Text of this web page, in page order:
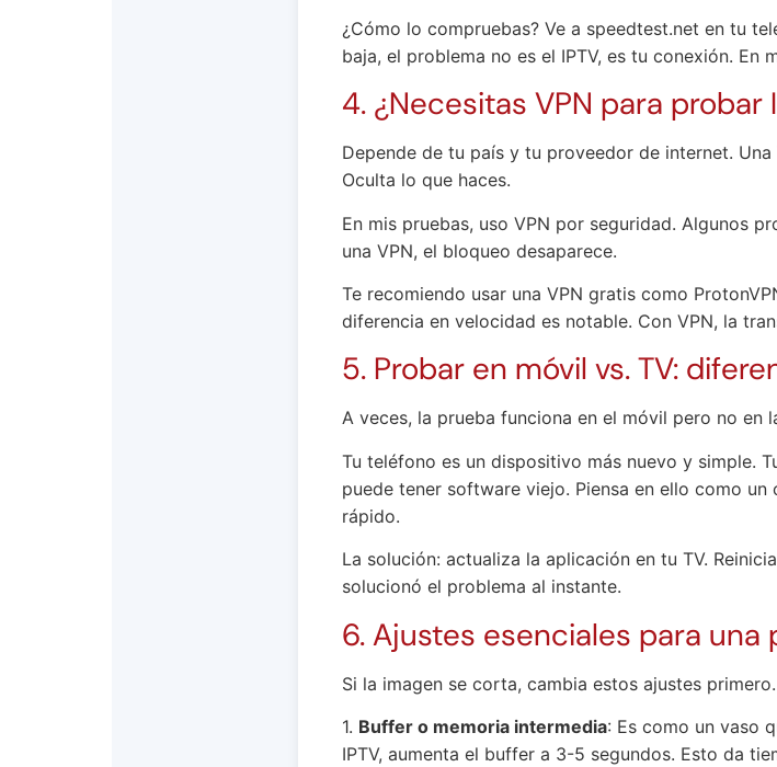
¿Cómo lo compruebas? Ve a speedtest.net en tu
baja, el problema no es el IPTV, es tu conexión. En
4. ¿Necesitas VPN para probar
Depende de tu país y tu proveedor de internet.
Oculta lo que haces.
En mis pruebas, uso VPN por seguridad. Algunos
una VPN, el bloqueo desaparece.
Te recomiendo usar una VPN gratis como
diferencia en velocidad es notable. Con VPN, la
5. Probar en móvil vs. TV:
A veces, la prueba funciona en el móvil pero no en
Tu teléfono es un dispositivo más nuevo y simple.
puede tener software viejo. Piensa en ello como
rápido.
La solución: actualiza la aplicación en tu TV.
solucionó el problema al instante.
6. Ajustes esenciales para
Si la imagen se corta, cambia estos ajustes
1. Buffer o memoria intermedia: Es como un vaso
IPTV, aumenta el buffer a 3-5 segundos. Esto da